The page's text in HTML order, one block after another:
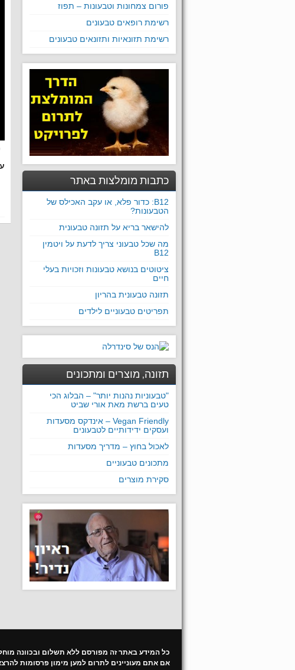
פורום צמחונות וטבעונות – תפוז
רשימת רופאים טבעונים
רשימת תזונאיות ותזונאים טבעונים
כתבות מומלצות באתר
B12: כדור פלא, או עקב האכילס של
הטבעונות?
להישאר בריא על תזונה טבעונית
מה שכל טבעוני צריך לדעת על ויטמין
B12
ציטוטים בנושא טבעונות וזכויות בעלי
חיים
תזונה טבעונית בהריון
תפריטים טבעוניים לילדים
תזונה, מוצרים ומתכונים
"טבעוניות נהנות יותר" – הבלוג הכי
טעים ברשת מאת אורי שביט
Vegan Friendly – אינדקס מסעדות
ועסקים ידידותיים לטבעונים
לאכול בחוץ – מדריך מסעדות
מתכונים טבעוניים
סקירת מוצרים
כל המידע באתר זה מפורסם ללא תשלום ובכוונה
אם אתם מעוניינים לתרום למען מימון פרסומות